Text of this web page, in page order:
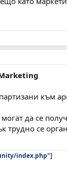
към
да се
трудно се
index.php"]